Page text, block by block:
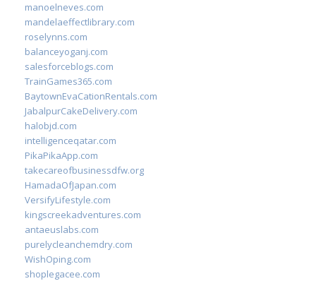
manoelneves.com
mandelaeffectlibrary.com
roselynns.com
balanceyoganj.com
salesforceblogs.com
TrainGames365.com
BaytownEvaCationRentals.com
JabalpurCakeDelivery.com
halobjd.com
intelligenceqatar.com
PikaPikaApp.com
takecareofbusinessdfw.org
HamadaOfJapan.com
VersifyLifestyle.com
kingscreekadventures.com
antaeuslabs.com
purelycleanchemdry.com
WishOping.com
shoplegacee.com